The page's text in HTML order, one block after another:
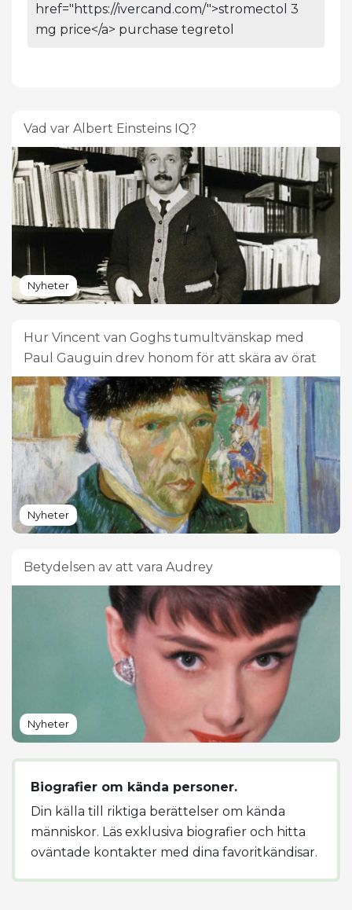
href="https://ivercand.com/">stromectol 3
mg price</a> purchase tegretol
Vad var Albert Einsteins IQ?
Nyheter
Hur Vincent van Goghs tumultvänskap med
Paul Gauguin drev honom för att skära av örat
Nyheter
Betydelsen av att vara Audrey
Nyheter
Biografier om kända personer.
Din källa till riktiga berättelser om kända
människor. Läs exklusiva biografier och hitta
oväntade kontakter med dina favoritkändisar.